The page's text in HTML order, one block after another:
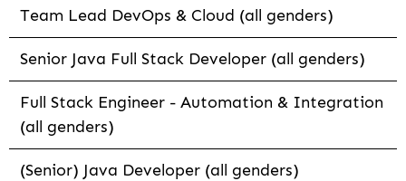
Team Lead DevOps & Cloud (all genders)
Senior Java Full Stack Developer (all genders)
Full Stack Engineer - Automation & Integration
(all genders)
(Senior) Java Developer (all genders)